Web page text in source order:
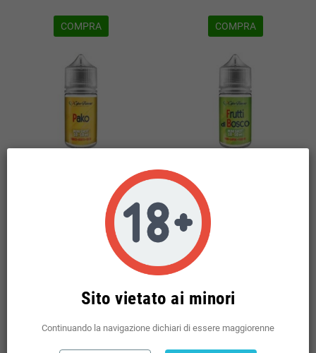
COMPRA COMPRA
° CYBERFLAVOUR PAKO
MIX&VAPE 10 ML IN CHUBBY 30
(incl. imp. consumo: 1,52 €)
° CYBERFLAVOUR FRUTTI DI
BOSCO MIX&VAPE 10 ML IN
CHUBBY 30 ML
(incl. imp. consumo: 1,52 €)
Sito vietato ai minori
Continuando la navigazione dichiari di essere maggiorenne